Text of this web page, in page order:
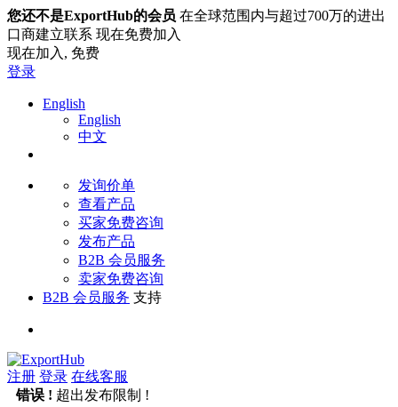
您还不是ExportHub的会员 在全球范围内与超过700万的进出
口商建立联系 现在免费加入
现在加入, 免费
登录
English
English
中文
发询价单
查看产品
买家免费咨询
发布产品
B2B 会员服务
卖家免费咨询
B2B 会员服务 支持
注册 登录 在线客服
错误 ! 超出发布限制 !